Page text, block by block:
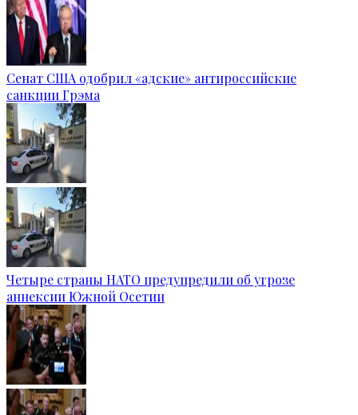
Сенат США одобрил «адские» антироссийские
санкции Грэма
Четыре страны НАТО предупредили об угрозе
аннексии Южной Осетии